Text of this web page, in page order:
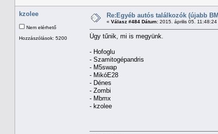
kzolee
Nem elérhető
Hozzászólások: 5200
Re:Egyéb autós találkozók (újabb
« Válasz #484 Dátum: 2015. április 05. 11:48:24
Úgy tűnik, mi is megyünk.
- Hofoglu
- Szamitogépandris
- M5swap
- MikóE28
- Dénes
- Zombi
- Mbmx
- kzolee